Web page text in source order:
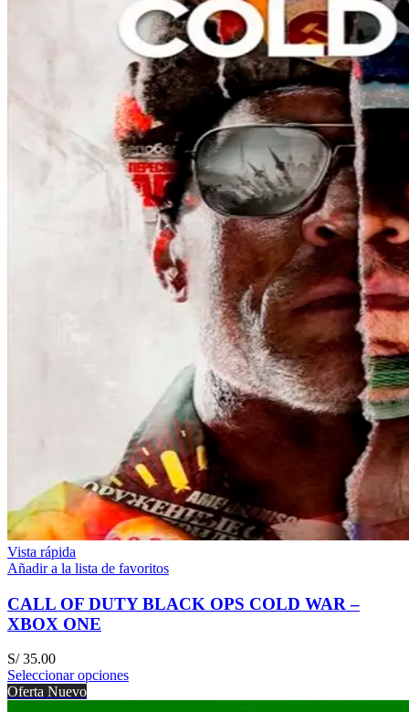
Vista rápida
Añadir a la lista de favoritos
CALL OF DUTY BLACK OPS COLD WAR –
XBOX ONE
S/35.00
Seleccionar opciones
Oferta Nuevo